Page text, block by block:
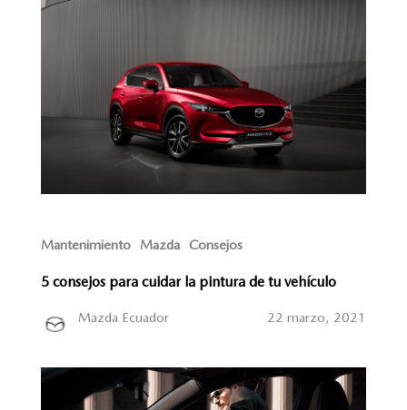
Mantenimiento Mazda Consejos
5 consejos para cuidar la pintura de tu vehículo
Mazda Ecuador 22 marzo, 2021